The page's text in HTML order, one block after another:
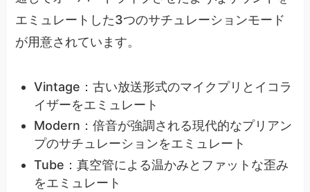
エミュレートした3つのサチュレーションモード
が用意されています。
Vintage：古い放送形式のマイクプリとイコラ
イザーをエミュレート
Modern：倍音が強調される現代的なプリアン
プのサチュレーションをエミュレート
Tube：真空管による温かみとファットな歪み
をエミュレート